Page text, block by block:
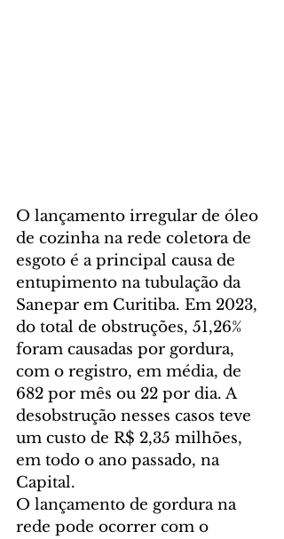
O lançamento irregular de óleo
de cozinha na rede coletora de
esgoto é a principal causa de
entupimento na tubulação da
Sanepar em Curitiba. Em 2023,
do total de obstruções, 51,26%
foram causadas por gordura,
com o registro, em média, de
682 por mês ou 22 por dia. A
desobstrução nesses casos teve
um custo de R$ 2,35 milhões,
em todo o ano passado, na
Capital.
O lançamento de gordura na
rede pode ocorrer com o